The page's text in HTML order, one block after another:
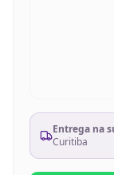
Entrega na
Curitiba